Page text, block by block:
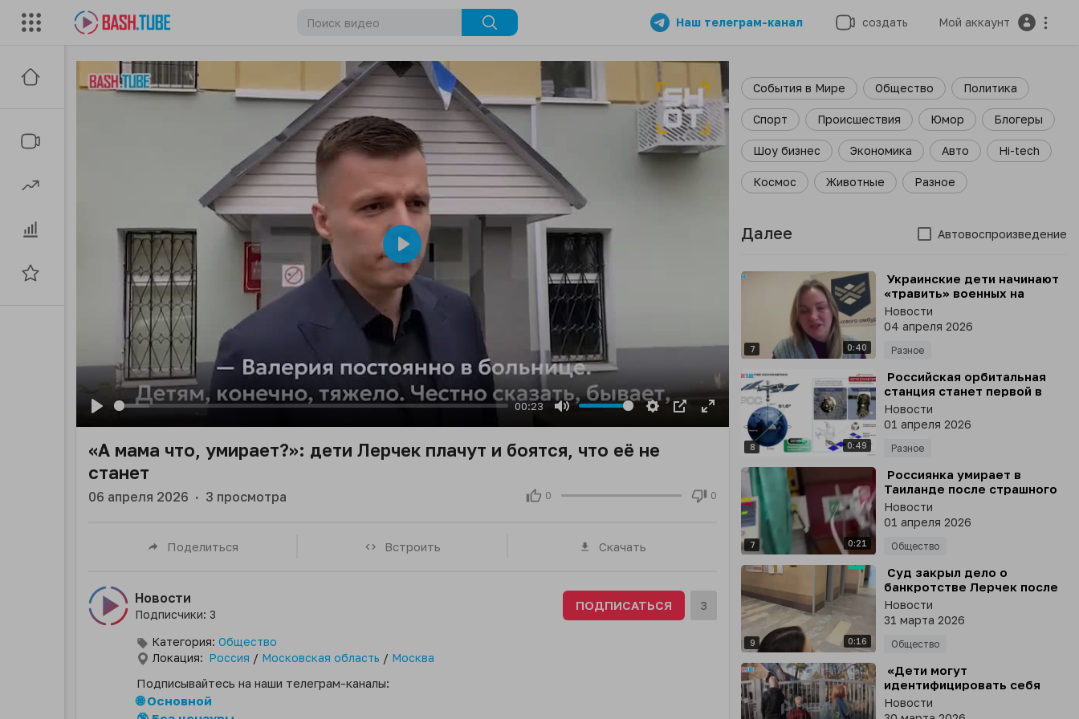
Наш телеграм-канал создать Мой аккаунт
00:23
fullscreen
Play
События в Мире Общество Политика
Спорт Происшествия Юмор Блогеры
Шоу бизнес Экономика Авто Hi-tech
Космос Животные Разное
Далее Автовоспроизведение
7 0:40
⁣ Украинские дети начинают
«травить» военных на
улицах после просмотра в
ТикТок видео о действиях
Новости
04 апреля 2026
Разное
8 0:49
⁣ Российская орбитальная
станция станет первой в
мире платформой-дроном,
которая оснащена
роботами, заявил Дмитрий
Баканов
Новости
01 апреля 2026
Разное
7 0:21
⁣ Россиянка умирает в
Таиланде после страшного
ДТП на байке
Новости
01 апреля 2026
Общество
9 0:16
⁣ Суд закрыл дело о
банкротстве Лерчек после
выплаты многомиллионного
долга
Новости
31 марта 2026
Общество
⁣ «Дети могут
идентифицировать себя
щенками»
Новости
«А мама что, умирает?»: дети Лерчек плачут и боятся, что её не
станет
0 0
06 апреля 2026 · 3 просмотра
Поделиться Встроить Скачать
Новости
Подписчики: 3
ПОДПИСАТЬСЯ 3
Категория: Общество
Локация: Россия / Московская область / Москва
Подписывайтесь на наши телеграм-каналы:
🌐 Основной